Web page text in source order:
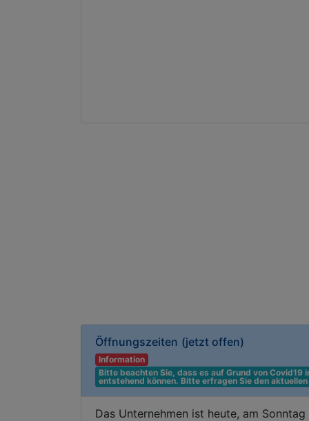
Öffnungszeiten (jetzt offen)
Information
Bitte beachten Sie, dass es auf Grund von
entstehend können. Bitte erfragen Sie den
Das Unternehmen ist heute, am